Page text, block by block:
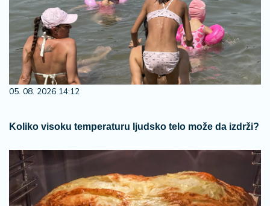
05. 08. 2026 14:12
Koliko visoku temperaturu ljudsko telo može da izdrži?